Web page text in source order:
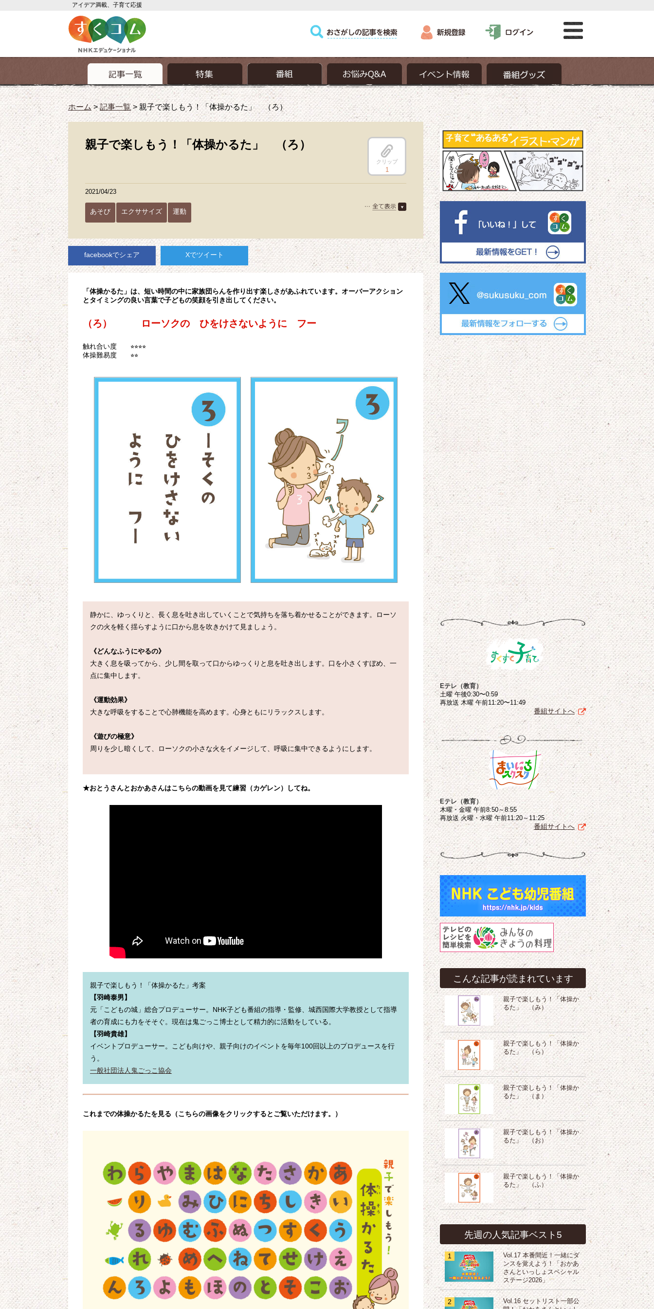
アイデア満載、子育て応援
ホーム>記事一覧>親子で楽しもう！「体操かるた」 （ろ）
親子で楽しもう！「体操かるた」 （ろ）
クリップ
1
2021/04/23
あそび エクササイズ 運動
facebookでシェア Xでツイート
「体操かるた」は、短い時間の中に家族団らんを作り出す楽しさがあふれています。オーバーアクション
とタイミングの良い言葉で子どもの笑顔を引き出してください。
（ろ） ローソクの ひをけさないように フー
触れ合い度 ⭐︎⭐︎⭐︎⭐︎
体操難易度 ⭐︎⭐︎
静かに、ゆっくりと、長く息を吐き出していくことで気持ちを落ち着かせることができます。ローソ
クの火を軽く揺らすように口から息を吹きかけて見ましょう。
《どんなふうにやるの》
大きく息を吸ってから、少し間を取って口からゆっくりと息を吐き出します。口を小さくすぼめ、一
点に集中します。
《運動効果》
大きな呼吸をすることで心肺機能を高めます。心身ともにリラックスします。
《遊びの極意》
周りを少し暗くして、ローソクの小さな火をイメージして、呼吸に集中できるようにします。
★おとうさんとおかあさんはこちらの動画を見て練習（カゲレン）してね。
【羽崎泰男】
元「こどもの城」総合プロデューサー。NHK子ども番組の指導・監修、城西国際大学教授として指導
【羽崎貴雄】
イベントプロデューサー。こども向けや、親子向けのイベントを毎年100回以上のプロデュースを行
一般社団法人鬼ごっこ協会
これまでの体操かるたを見る（こちらの画像をクリックするとご覧いただけます。）
Eテレ（教育）
土曜 午後0:30〜0:59
再放送 木曜 午前11:20〜11:49
番組サイトへ
Eテレ（教育）
木曜・金曜 午前8:50～8:55
再放送 火曜・水曜 午前11:20～11:25
番組サイトへ
こんな記事が読まれています
親子で楽しもう！「体操か
るた」 （み）
親子で楽しもう！「体操か
るた」 （ら）
親子で楽しもう！「体操か
るた」 （ま）
親子で楽しもう！「体操か
るた」 （お）
親子で楽しもう！「体操か
るた」 （ふ）
先週の人気記事ベスト5
1
Vol.17 本番間近！一緒にダ
ンスを覚えよう！「おかあ
さんといっしょスペシャル
ステージ2026」
2
Vol.16 セットリスト一部公